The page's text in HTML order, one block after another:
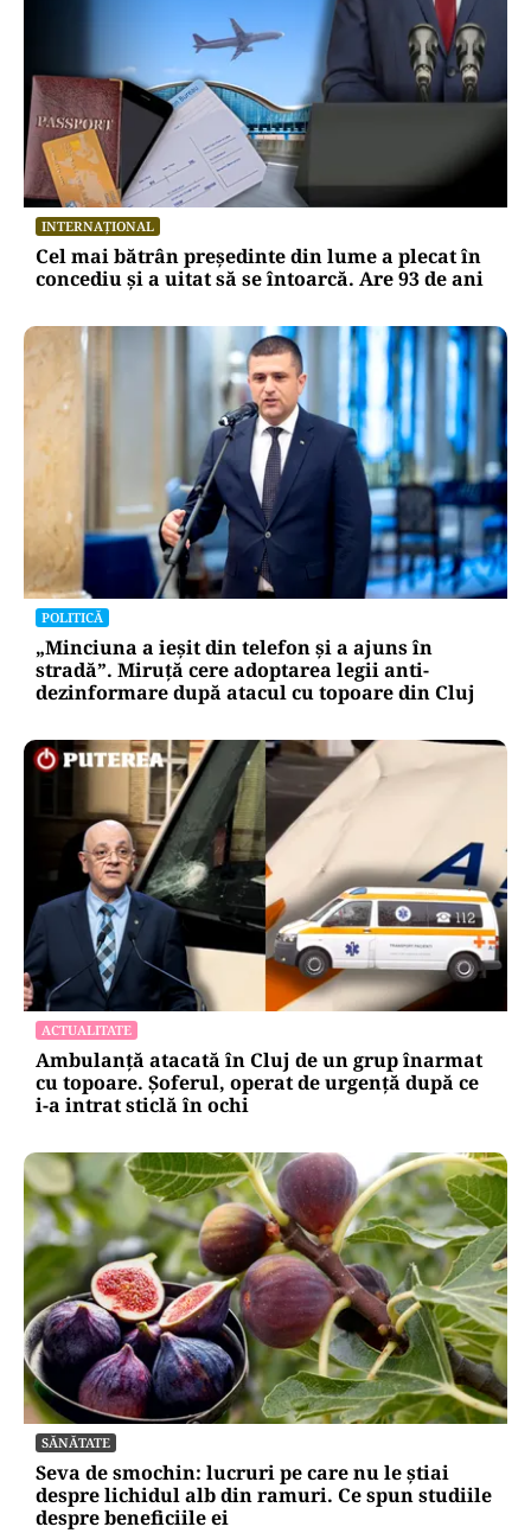
INTERNAȚIONAL
Cel mai bătrân președinte din lume a plecat în
concediu și a uitat să se întoarcă. Are 93 de ani
POLITICĂ
„Minciuna a ieșit din telefon și a ajuns în
stradă”. Miruță cere adoptarea legii anti-
dezinformare după atacul cu topoare din Cluj
ACTUALITATE
Ambulanță atacată în Cluj de un grup înarmat
cu topoare. Șoferul, operat de urgență după ce
i-a intrat sticlă în ochi
SĂNĂTATE
Seva de smochin: lucruri pe care nu le știai
despre lichidul alb din ramuri. Ce spun studiile
despre beneficiile ei